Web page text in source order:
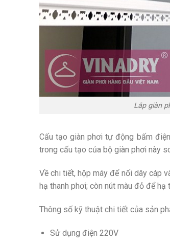
Lắp giàn
Cấu tạo giàn phơi tự động bấm
trong cấu tạo của bộ giàn phơi này
Về chi tiết, hộp máy để nối dây cáp
hạ thanh phơi; còn nút màu đỏ để hạ
Thông số kỹ thuật chi tiết của sản
Sử dụng điện 220V